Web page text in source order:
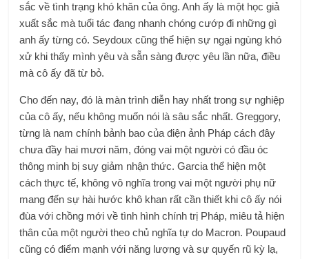
sắc về tình trạng khó khăn của ông. Anh ấy là một học giả
xuất sắc mà tuổi tác đang nhanh chóng cướp đi những gì
anh ấy từng có. Seydoux cũng thể hiện sự ngại ngùng khó
xử khi thấy mình yêu và sẵn sàng được yêu lần nữa, điều
mà cô ấy đã từ bỏ.
Cho đến nay, đó là màn trình diễn hay nhất trong sự nghiệp
của cô ấy, nếu không muốn nói là sâu sắc nhất. Greggory,
từng là nam chính bảnh bao của điện ảnh Pháp cách đây
chưa đầy hai mươi năm, đóng vai một người có đầu óc
thông minh bị suy giảm nhận thức. Garcia thể hiện một
cách thực tế, không vô nghĩa trong vai một người phụ nữ
mang đến sự hài hước khô khan rất cần thiết khi cô ấy nói
đùa với chồng mới về tình hình chính trị Pháp, miêu tả hiện
thân của một người theo chủ nghĩa tự do Macron. Poupaud
cũng có điểm mạnh với năng lượng và sự quyến rũ kỳ lạ,